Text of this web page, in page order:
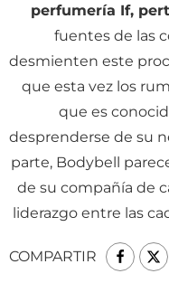
perfumería If,
fuentes de las
desmienten este
que esta vez los
que es
desprenderse de su
parte, Bodybell
de su compañía de
liderazgo entre las
COMPARTIR